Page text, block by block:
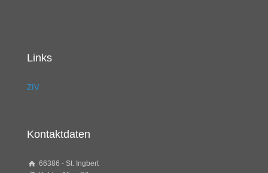
Links
ZIV
Kontaktdaten
66386 - St. Ingbert